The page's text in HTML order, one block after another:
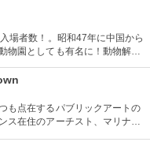
楽しくなりそう。
場者数！。昭和47年に中国から
物園としても有名に！動物解説
参加もお勧め。
も点在するパブリックアートの
ス在住のアーチスト、マリナ・
その美しいドレープと伸びやか
を見ることができます。